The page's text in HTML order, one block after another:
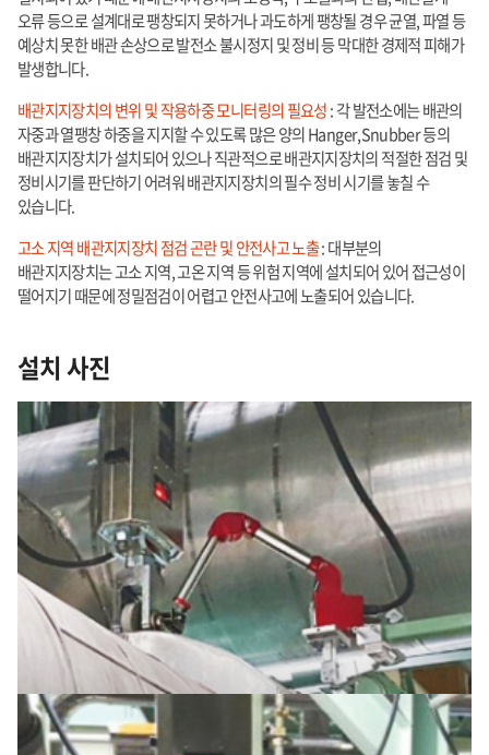
오류 등으로 설계대로 팽창되지 못하거나 과도하게 팽창될 경우 균열, 파열 등
예상치 못한 배관 손상으로 발전소 불시정지 및 정비 등 막대한 경제적 피해가
발생합니다.
배관지지장치의 변위 및 작용하중 모니터링의 필요성: 각 발전소에는 배관의
자중과 열팽창 하중을 지지할 수 있도록 많은 양의 Hanger,Snubber 등의
배관지지장치가 설치되어 있으나 직관적으로 배관지지장치의 적절한 점검 및
정비시기를 판단하기 어려워 배관지지장치의 필수 정비 시기를 놓칠 수
있습니다.
고소 지역 배관지지장치 점검 곤란 및 안전사고 노출: 대부분의
배관지지장치는 고소 지역, 고온 지역 등 위험 지역에 설치되어 있어 접근성이
떨어지기 때문에 정밀점검이 어렵고 안전사고에 노출되어 있습니다.
설치 사진